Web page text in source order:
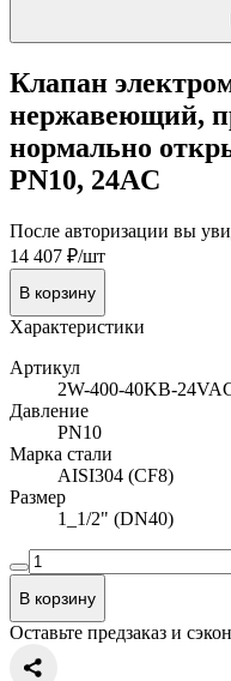
Клапан
нержавеющий,
нормально
PN10, 24AC
После авторизации вы
14 407 ₽/шт
В корзину
Характеристики
Артикул
2W-400-40KB-
Давление
PN10
Марка стали
AISI304 (CF8)
Размер
1_1/2" (DN40)
В корзину
Оставьте предзаказ и